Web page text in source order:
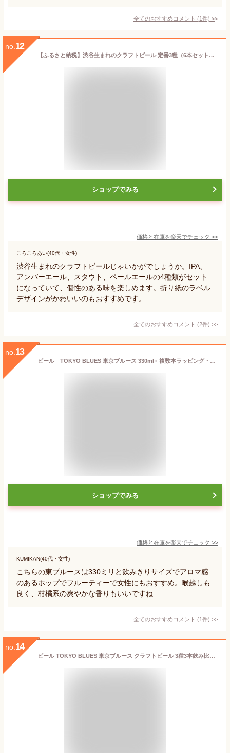
全てのおすすめコメント (1件) >
no. 12
【ふるさと納税】渋谷生まれのクラフトビール 定番3種（6本セット） 東京都 渋谷区 飲料 ビール アルコール セット おまかせ お楽しみ 瓶ビール ドリンク お取り寄せ 晩酌 宅飲み BBQ 送料無料
ショップでみる
価格と在庫を楽天でチェック >>
ころころあい(40代・女性)
渋谷生まれのクラフトビールじゃいかがでしょうか。IPA、
アンバーエール、スタウト、ペールエールの4種類がセット
になっていて、個性のある味を楽しめます。折り紙のラベル
デザインがかわいいのもおすすめです。
全てのおすすめコメント (2件) >
no. 13
ビール TOKYO BLUES 東京ブルース 330ml○ 複数本ラッピング・熨斗不可 (03958)(ca) 東京都 beer(76-4)
ショップでみる
価格と在庫を楽天でチェック >>
KUMIKAN(40代・女性)
こちらの東ブルースは330ミリと飲みきりサイズでアロマ感
のあるホップでフルーティーで女性にもおすすめ。喉越しも
良く、柑橘系の爽やかな香りもいいですね
全てのおすすめコメント (1件) >
no. 14
ビール TOKYO BLUES 東京ブルース クラフトビール 3種3本飲み比べセット ギフトボックス入り お酒